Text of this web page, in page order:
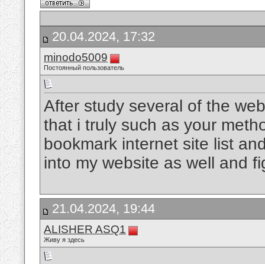
20.04.2024, 17:32
minodo5009
Постоянный пользователь
After study several of the
that i truly such as your
bookmark internet site list
into my website as well and
21.04.2024, 19:44
ALISHER ASQ1
Живу я здесь